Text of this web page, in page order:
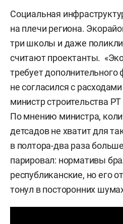
Социальная
на плечи региона.
три школы и даже
считают проектанты.
требует дополнительного
не согласился с
министр строительства РТ
По мнению министра,
детсадов не хватит для
в полтора-два раза
парировал: нормативы
республиканские, но его
тонул в посторонних